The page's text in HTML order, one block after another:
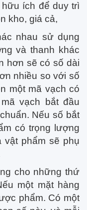
ích để duy trì
kho, giá cả,
nhau sử dụng
và thanh khác
hơn sẽ có số dài
nhiều so với số
một mã vạch có
vạch bắt đầu
Nếu số bắt
có trọng lượng
vật phẩm sẽ phụ
cho những thứ
một mặt hàng
phẩm. Có một